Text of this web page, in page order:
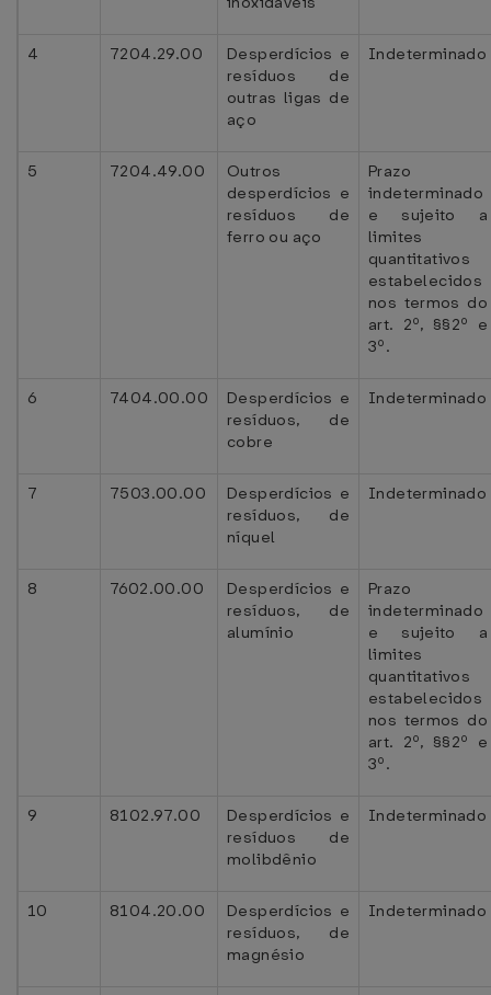
4 7204.29.00
Desperdícios e
resíduos de
outras ligas de
aço
Indeterminado
5 7204.49.00
Outros
desperdícios e
resíduos de
ferro ou aço
Prazo
indeterminado
e sujeito a
limites
quantitativos
estabelecidos
nos termos do
art. 2º, §§2º e
3º.
6 7404.00.00
Desperdícios e
resíduos, de
cobre
Indeterminado
7 7503.00.00
Desperdícios e
resíduos, de
níquel
Indeterminado
8 7602.00.00
Desperdícios e
resíduos, de
alumínio
Prazo
indeterminado
e sujeito a
limites
quantitativos
estabelecidos
nos termos do
art. 2º, §§2º e
3º.
9 8102.97.00
Desperdícios e
resíduos de
molibdênio
Indeterminado
10 8104.20.00
Desperdícios e
resíduos, de
magnésio
Indeterminado